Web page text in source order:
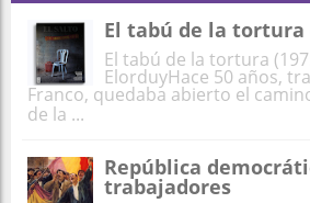
El tabú de la tortura
El tabú de la tortura
ElorduyHace 50 años,
Franco, quedaba abierto el
de la ...
República
trabajadores